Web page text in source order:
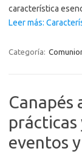
característica
Leer más:
Categoría:
Canapés
prácticas
eventos